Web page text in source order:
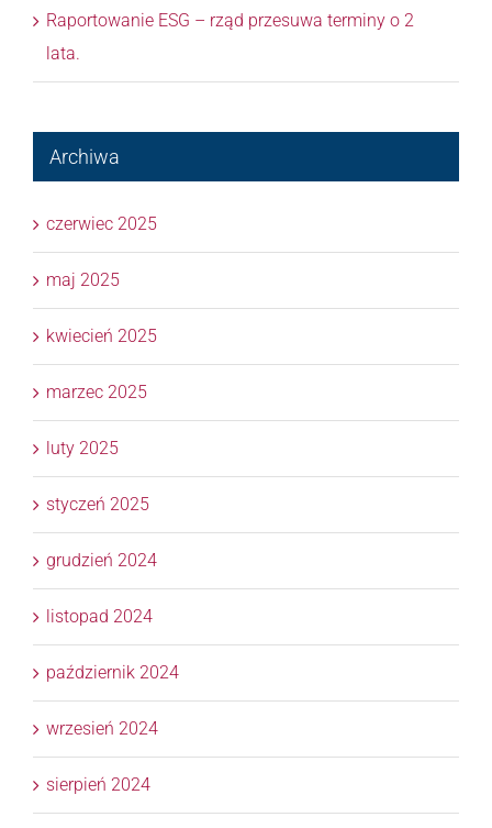
Raportowanie ESG – rząd przesuwa terminy o 2
lata.
Archiwa
czerwiec 2025
maj 2025
kwiecień 2025
marzec 2025
luty 2025
styczeń 2025
grudzień 2024
listopad 2024
październik 2024
wrzesień 2024
sierpień 2024